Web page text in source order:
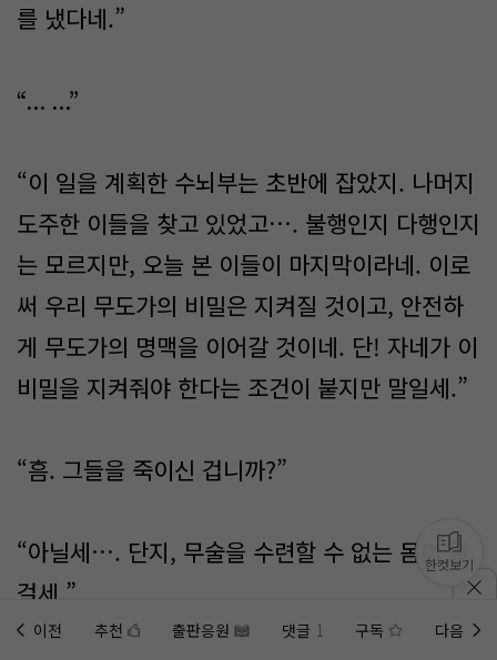
를 냈다네.”
“... ...”
“이 일을 계획한 수뇌부는 초반에 잡았지. 나머지
도주한 이들을 찾고 있었고…. 불행인지 다행인지
는 모르지만, 오늘 본 이들이 마지막이라네. 이로
써 우리 무도가의 비밀은 지켜질 것이고, 안전하
게 무도가의 명맥을 이어갈 것이네. 단! 자네가 이
비밀을 지켜줘야 한다는 조건이 붙지만 말일세.”
“흠. 그들을 죽이신 겁니까?”
“아닐세…. 단지, 무술을 수련할 수 없는 몸이 될
걸세.”
이전 추천 출판응원 댓글 1 구독 다음
한컷보기
홈에미노벨 웹추가하기 미노벨 앱설치하기